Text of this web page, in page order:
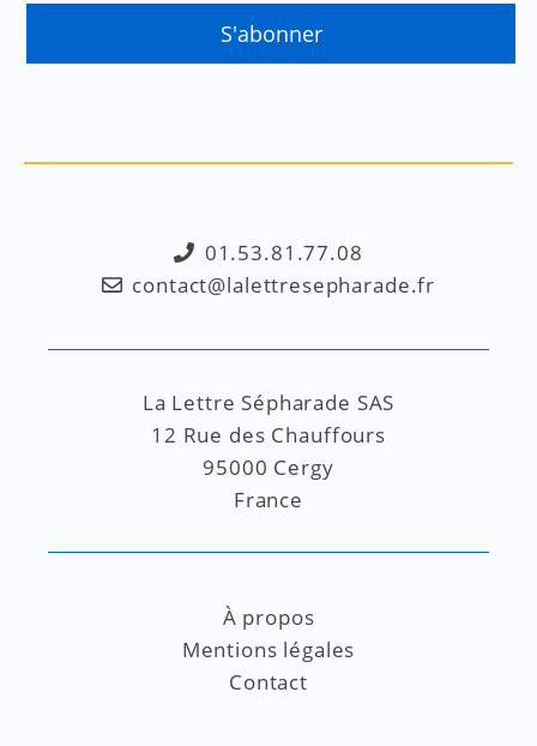
01.53.81.77.08
contact@lalettresepharade.fr
La Lettre Sépharade SAS
12 Rue des Chauffours
95000 Cergy
France
À propos
Mentions légales
Contact